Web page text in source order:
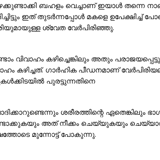
ബഹളം വെച്ചാണ് ഇയാൾ തന്നെ
ഇത് തുടർന്നപ്പോൾ മകളെ ഉപേക്ഷിച്ച്
ശ്വേത വേർപിരിഞ്ഞു.
വിവാഹം കഴിച്ചെങ്കിലും അതും
കഴിച്ചത്. ഗാർഹിക പീഡനമാണ്
പുരട്ടുന്നതിനെ
ശരീരത്തിന്റെ
അത് നീക്കം ചെയ്യുകയും
മുന്നോട്ട് പോകുന്നു.